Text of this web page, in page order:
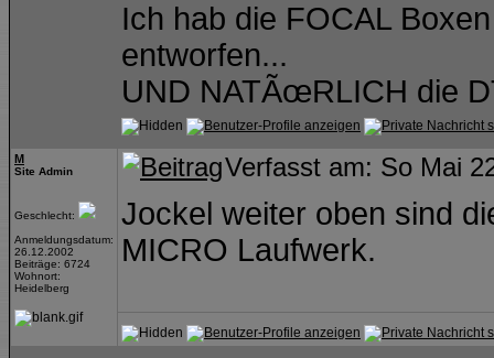
Ich hab die FOCAL
entworfen...
UND NATÃœRLICH die
M
Site Admin
Geschlecht:
Anmeldungsdatum:
26.12.2002
Beiträge: 6724
Wohnort:
Heidelberg
Verfasst am: So Mai
Jockel weiter oben sind
MICRO Laufwerk.